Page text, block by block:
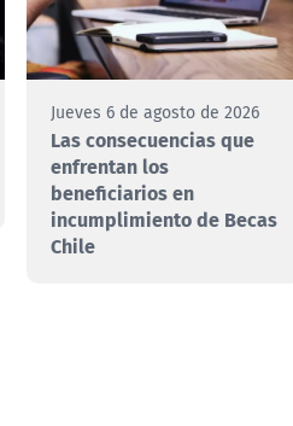
Jueves 6 de agosto de 2026
Las consecuencias que
enfrentan los
beneficiarios en
incumplimiento de Becas
Chile